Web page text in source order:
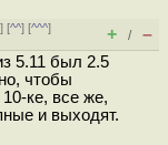
] [^^] [^^^]
+ / –
5.11 был 2.5
чтобы
ке, все же,
и выходят.